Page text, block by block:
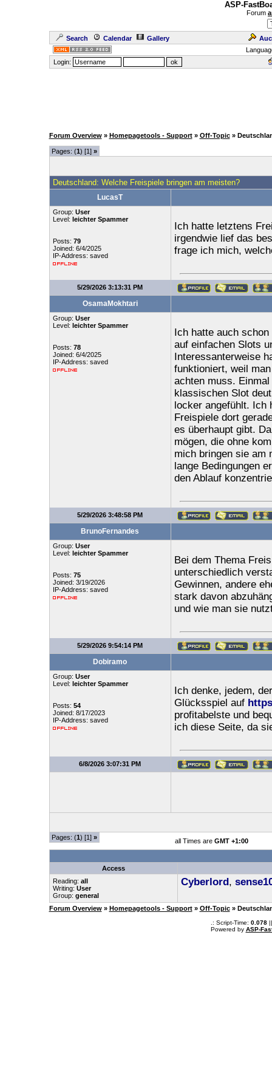
ASP-
Forum
Search Calendar Gallery
Login:
Forum Overview » Homepagetools - Support » Off-Topic »
Pages: (1) [1] »
Deutschland: Welche Freispiele bringen am meisten?
LucasT
Group: User
Level: leichter Spammer
Posts: 79
Joined: 6/4/2025
IP-Address: saved
Ich hatte letztens
irgendwie lief das
frage ich mich,
5/29/2026 3:13:31 PM
OsamaMokhtari
Group: User
Level: leichter Spammer
Posts: 78
Joined: 6/4/2025
IP-Address: saved
Ich hatte auch
auf einfachen Slots
Interessanterweise
funktioniert, weil
achten muss.
klassischen Slot
locker angefühlt. Ich
Freispiele dort
es überhaupt gibt.
mögen, die ohne
mich bringen sie am
lange Bedingungen
den Ablauf
5/29/2026 3:48:58 PM
BrunoFernandes
Group: User
Level: leichter Spammer
Posts: 75
Joined: 3/19/2026
IP-Address: saved
Bei dem Thema
unterschiedlich
Gewinnen, andere
stark davon
und wie man sie
5/29/2026 9:54:14 PM
Dobiramo
Group: User
Level: leichter Spammer
Posts: 54
Joined: 8/17/2023
IP-Address: saved
Ich denke, jedem,
Glücksspiel auf
profitabelste und
ich diese Seite, da
6/8/2026 3:07:31 PM
Pages: (1) [1] » all Times are GMT +1:00
Access
Reading: all
Writing: User
Group: general
Cyberlord,
Forum Overview » Homepagetools - Support » Off-Topic »
.: Script-Time: 0.078||
Powered by ASP-